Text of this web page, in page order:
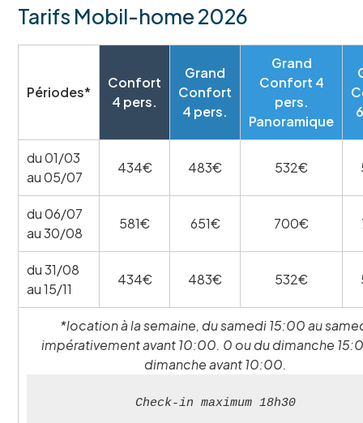
Tarifs Mobil-home 2026
Périodes*
Confort
4 pers.
Grand
Confort
4 pers.
Grand
Confort 4
pers.
Panoramique
du 01/03
au 05/07
434€ 483€ 532€
du 06/07
au 30/08
581€ 651€ 700€
du 31/08
au 15/11
434€ 483€ 532€
*location à la semaine, du samedi 15:00 au
impérativement avant 10:00. 0 ou du dimanche
dimanche avant 10:00.
Check-in maximum 18h30